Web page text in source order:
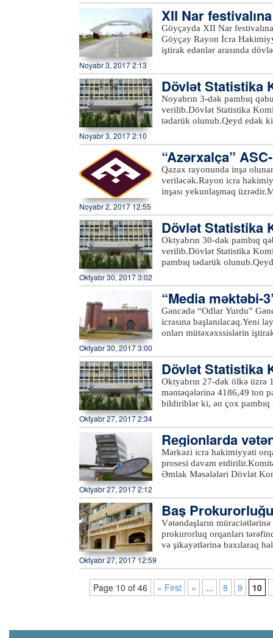
XII Nar
Göyçayda XII Nar
Göyçay Rayon İcra
iştirak edənlər arasında
əməkdaşları da var.Azərtac
nümayiş olunduğu sərgiyə
respublikanın tanınmış
müəssisələrinə səfər, bədii
ediləcək.Noyabrın 4-də isə
yarmarkaları, yerli
başlayacaq. Yarışın
5 min manat pul mükafatı
Noyabr 3, 2017 2:13
Dövlət Statistika
Noyabrın 3-dək pambıq
verilib.Dövlət Statistika
tədarük olunub.Qeyd edək
əkilib.xeber100.com
Noyabr 3, 2017 2:10
“Azərxalça”
ək
Qazax rayonunda inşa
veriləcək.Rayon icra
inşası yekunlaşmaq
Noyabr 2, 2017 12:55
Dövlət Statistika
Oktyabrın 30-dək pambıq
verilib.Dövlət Statistika
pambıq tədarük
və Neftçalada əkilib.Məhsul
21 min 160,30 ton məhsul
596 ton pambıq tədarük
Oktyabr 30, 2017 3:02
“Media məktəbi-
Gəncədə “Odlar Yurdu”
icrasına başlanılacaq.Yeni
onları mütəxəxssislərin
çərçivəsində medianın
çalışma tapşırıqları
olacaq, televiziya
1”(2013) və “Media
müxtəlif media
Azərtac-a bildirib ki, 3-cü
Oktyabr 30, 2017 3:00
Dövlət Statistika
Oktyabrın 27-dək ölkə üzrə
məntəqələrinə 4186,49 ton
bildiriblər ki, ən çox pambıq
(12573,66 ton)
136 min 413,2 hektar çiyid
hektar), Sabirabad (15055
əkilib.xeber100.com
Oktyabr 27, 2017 2:34
Regionlarda
Mərkəzi icra hakimiyyəti
prosesi davam
Əmlak Məsələləri Dövlət
olan vətəndaşların
həddindən olan vətəndaşlar
sədri qəbula gələn hər bir
dərhal həlli üçün
qanunvericiliyin tələbləri
alınıb.xeber100.com
Oktyabr 27, 2017 2:12
Baş
Vətəndaşların müraciətlərinə
prokurorluq orqanları
və şikayətlərinə baxılaraq
şəhər və rayonlarda
Qaralov oktyabrın 27-də
şəhərindən, Sabirabad,
Oktyabr 27, 2017 12:59
Page 10 of 46 « First « ... 8 9 10